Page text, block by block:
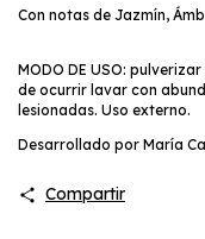
Con notas de Jazmín,
MODO DE USO:
de ocurrir lavar con
lesionadas. Uso externo.
Desarrollado por María
Compartir